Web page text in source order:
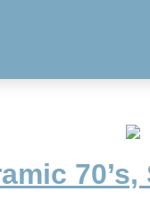
70’s,